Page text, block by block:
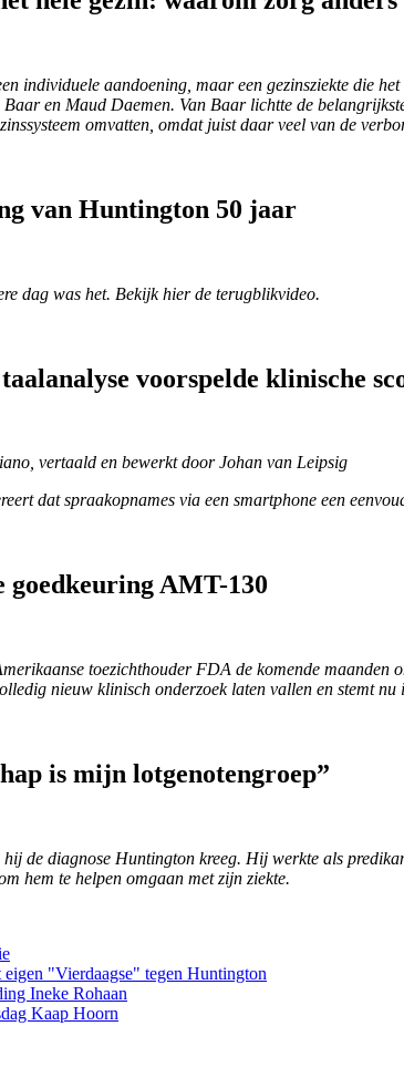
individuele aandoening, maar een gezinsziekte die
en Maud Daemen. Van Baar lichtte de
omvatten, omdat juist daar veel van de
van Huntington 50 jaar
dag was het. Bekijk hier de terugblikvideo.
voorspelde klinische
vertaald en bewerkt door Johan van Leipsig
dat spraakopnames via een smartphone een
AMT-130
toezichthouder FDA de komende
nieuw klinisch onderzoek laten vallen en stemt nu
is mijn lotgenotengroep”
de diagnose Huntington kreeg. Hij werkte als
hem te helpen omgaan met zijn ziekte.
"Vierdaagse" tegen Huntington
Ineke Rohaan
Kaap Hoorn